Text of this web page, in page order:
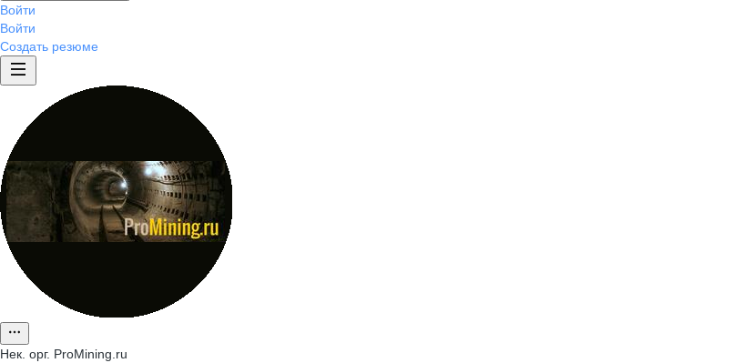
Войти
Войти
Создать резюме
Нек. орг. ProMining.ru